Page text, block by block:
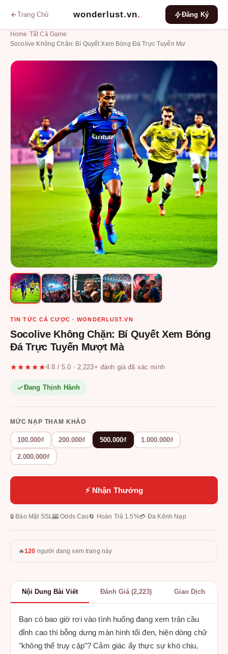
Trang Chủ wonderlust.vn. Đăng Ký
Home Tất Cả Game
Socolive Không Chặn: Bí Quyết Xem Bóng Đá Trực Tuyến Mư
TIN TỨC CÁ CƯỢC · WONDERLUST.VN
Socolive Không Chặn: Bí Quyết Xem Bóng
Đá Trực Tuyến Mượt Mà
★★★★★4.8 / 5.0 · 2,223+ đánh giá đã xác minh
Đang Thịnh Hành
MỨC NẠP THAM KHẢO
100.000₫ 200.000₫ 500.000₫ 1.000.000₫
2.000.000₫
⚡ Nhận Thưởng
🔒 Bảo Mật SSL 🎰 Odds Cao🔄 Hoàn Trả 1.5%💳 Đa Kênh Nạp
🔥120 người đang xem trang này
Nội Dung Bài Viết Đánh Giá (2,223) Giao Dịch
Bạn có bao giờ rơi vào tình huống đang xem trận cầu
đỉnh cao thì bỗng dưng màn hình tối đen, hiện dòng chữ
"không thể truy cập"? Cảm giác ấy thực sự khó chịu,